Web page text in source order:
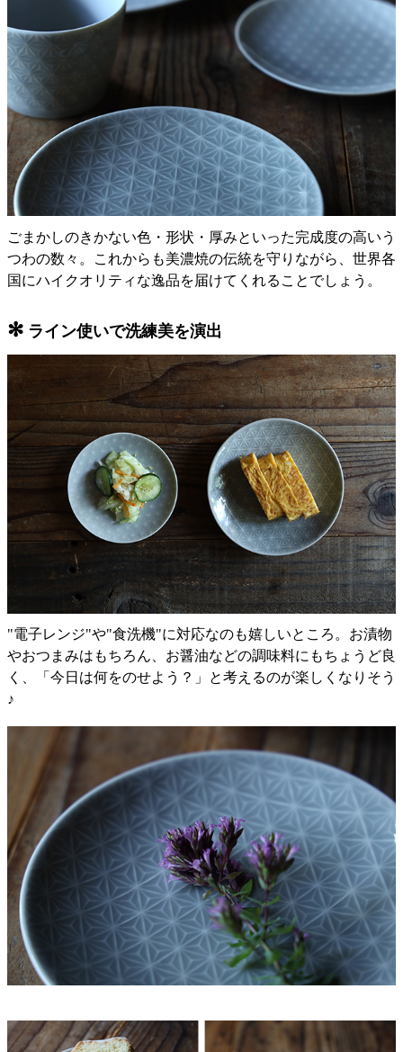
ごまかしのきかない色・形状・厚みといった完成度の高いう
つわの数々。これからも美濃焼の伝統を守りながら、世界各
国にハイクオリティな逸品を届けてくれることでしょう。
✻ ライン使いで洗練美を演出
"電子レンジ"や"食洗機"に対応なのも嬉しいところ。お漬物
やおつまみはもちろん、お醤油などの調味料にもちょうど良
く、「今日は何をのせよう？」と考えるのが楽しくなりそう
♪